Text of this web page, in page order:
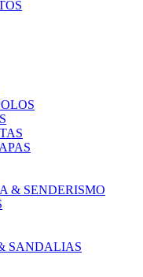
& SENDERISMO
SANDALIAS